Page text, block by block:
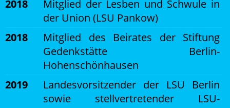
2018
Mitglied der Lesben und Schwule in
der Union (LSU Pankow)
2018
Mitglied des Beirates der Stiftung
Gedenkstätte Berlin-
Hohenschönhausen
2019
Landesvorsitzender der LSU Berlin
sowie stellvertretender LSU-